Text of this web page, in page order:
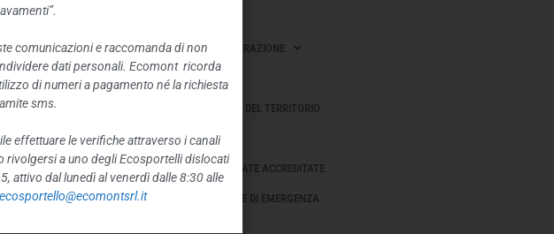
PAGAMENTI DELL’AMMINISTRAZIONE
OPERE PUBBLICHE
PIANIFICAZIONE E GOVERNO DEL TERRITORIO
INFORMAZIONI AMBIENTALI
STRUTTURE SANITARIE PRIVATE ACCREDITATE
INTERVENTI STRAORDINARI E DI EMERGENZA
comunicazioni e raccomanda di non
dati personali. Ecomont ricorda
di numeri a pagamento né la richiesta
sms.
effettuare le verifiche attraverso i canali
a uno degli Ecosportelli dislocati
attivo dal lunedì al venerdì dalle 8:30 alle
ecosportello@ecomontsrl.it